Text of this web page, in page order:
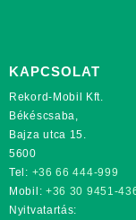
KAPCSOLAT
Rekord-Mobil Kft.
Békéscsaba,
Bajza utca 15.
5600
Tel: +36 66 444-999
Mobil: +36 30 9451-
Nyitvatartás: